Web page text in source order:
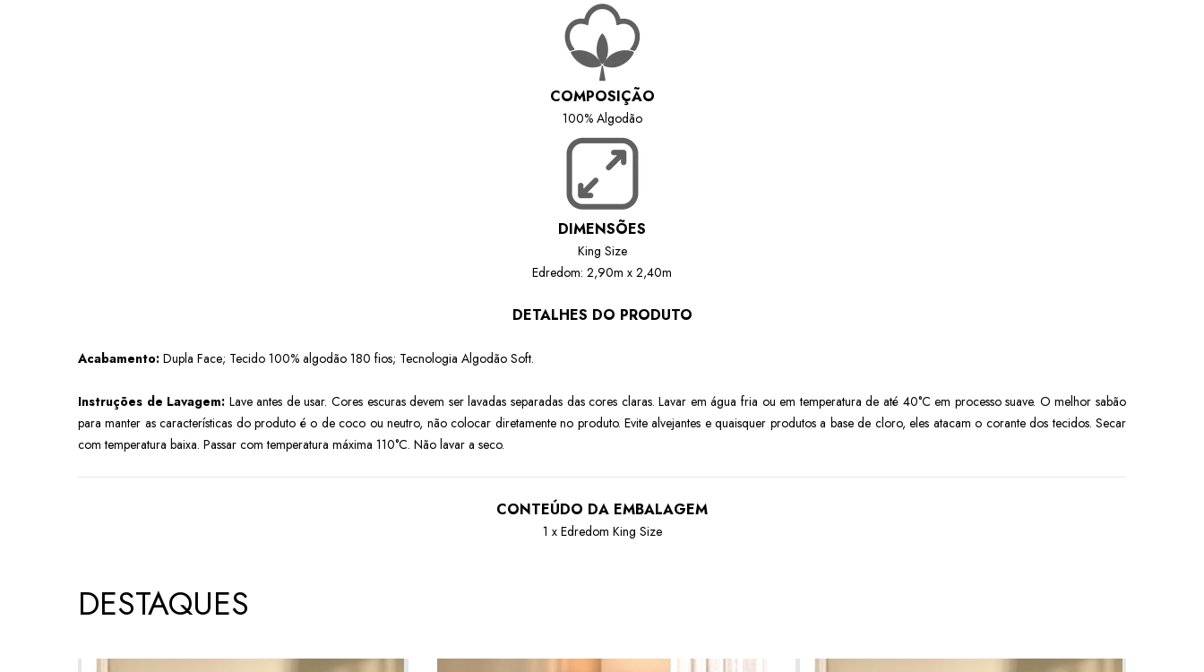
COMPOSIÇÃO
100% Algodão
DIMENSÕES
King Size
Edredom: 2,90m x 2,40m
DETALHES DO PRODUTO
Acabamento: Dupla Face; Tecido 100% algodão 180 fios; Tecnologia Algodão Soft.
Instruções de Lavagem: Lave antes de usar. Cores escuras devem ser lavadas separadas das cores claras. Lavar em água fria ou em temperatura de até 40°C em processo suave. O melhor sabão
para manter as características do produto é o de coco ou neutro, não colocar diretamente no produto. Evite alvejantes e quaisquer produtos a base de cloro, eles atacam o corante dos tecidos. Secar
com temperatura baixa. Passar com temperatura máxima 110°C. Não lavar a seco.
CONTEÚDO DA EMBALAGEM
1 x Edredom King Size
DESTAQUES